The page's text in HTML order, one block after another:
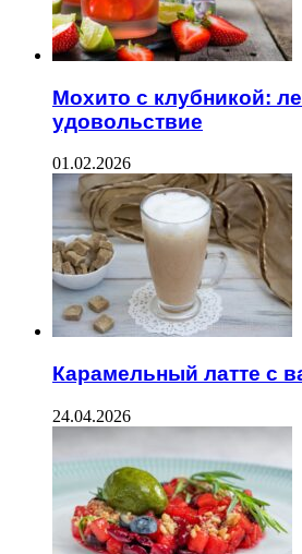
Мохито с клубникой:
удовольствие
01.02.2026
Карамельный латте с
24.04.2026